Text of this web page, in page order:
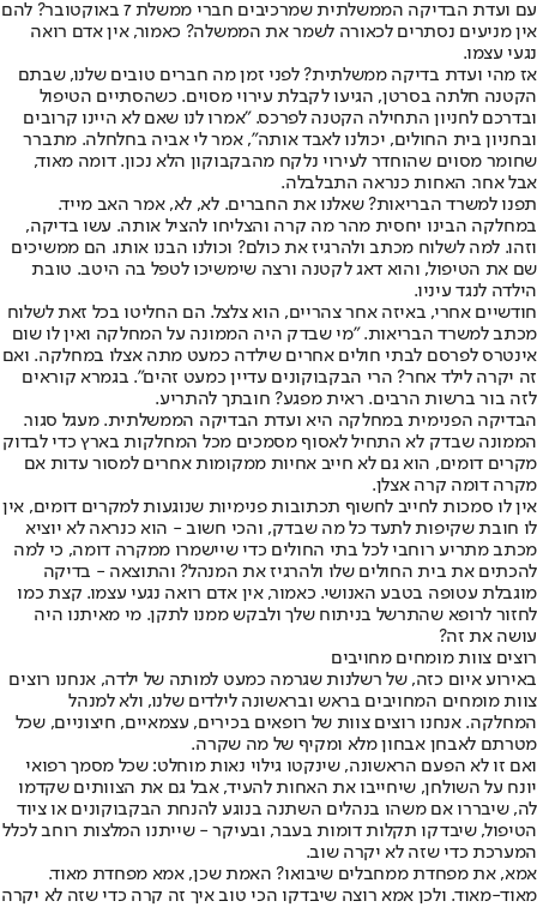
עם ועדת הבדיקה הממשלתית שמרכיבים חברי ממשלת 7 באוקטובר? להם
אין מניעים נסתרים לכאורה לשמר את הממשלה? כאמור, אין אדם רואה
נגעי עצמו.
אז מהי ועדת בדיקה ממשלתית? לפני זמן מה חברים טובים שלנו, שבתם
הקטנה חלתה בסרטן, הגיעו לקבלת עירוי מסוים. כשהסתיים הטיפול
ובדרכם לחניון התחילה הקטנה לפרכס. "אמרו לנו שאם לא היינו קרובים
ובחניון בית החולים, יכולנו לאבד אותה", אמר לי אביה בחלחלה. מתברר
שחומר מסוים שהוחדר לעירוי נלקח מהבקבוקון הלא נכון. דומה מאוד,
אבל אחר. האחות כנראה התבלבלה.
תפנו למשרד הבריאות? שאלנו את החברים. לא, לא, אמר האב מייד.
במחלקה הבינו יחסית מהר מה קרה והצליחו להציל אותה. עשו בדיקה,
וזהו. למה לשלוח מכתב ולהרגיז את כולם? וכולנו הבנו אותו. הם ממשיכים
שם את הטיפול, והוא דאג לקטנה ורצה שימשיכו לטפל בה היטב. טובת
הילדה לנגד עיניו.
חודשיים אחרי, באיזה אחר צהריים, הוא צלצל. הם החליטו בכל זאת לשלוח
מכתב למשרד הבריאות. "מי שבדק היה הממונה על המחלקה ואין לו שום
אינטרס לפרסם לבתי חולים אחרים שילדה כמעט מתה אצלו במחלקה. ואם
זה יקרה לילד אחר? הרי הבקבוקונים עדיין כמעט זהים". בגמרא קוראים
לזה בור ברשות הרבים. ראית מפגע? חובתך להתריע.
הבדיקה הפנימית במחלקה היא ועדת הבדיקה הממשלתית. מעגל סגור.
הממונה שבדק לא התחיל לאסוף מסמכים מכל המחלקות בארץ כדי לבדוק
מקרים דומים, הוא גם לא חייב אחיות ממקומות אחרים למסור עדות אם
מקרה דומה קרה אצלן.
אין לו סמכות לחייב לחשוף תכתובות פנימיות שנוגעות למקרים דומים, אין
לו חובת שקיפות לתעד כל מה שבדק, והכי חשוב - הוא כנראה לא יוציא
מכתב מתריע רוחבי לכל בתי החולים כדי שיישמרו ממקרה דומה, כי למה
להכתים את בית החולים שלו ולהרגיז את המנהל? והתוצאה - בדיקה
מוגבלת עטופה בטבע האנושי. כאמור, אין אדם רואה נגעי עצמו. קצת כמו
לחזור לרופא שהתרשל בניתוח שלך ולבקש ממנו לתקן. מי מאיתנו היה
עושה את זה?
רוצים צוות מומחים מחויבים
באירוע איום כזה, של רשלנות שגרמה כמעט למותה של ילדה, אנחנו רוצים
צוות מומחים המחויבים בראש ובראשונה לילדים שלנו, ולא למנהל
המחלקה. אנחנו רוצים צוות של רופאים בכירים, עצמאיים, חיצוניים, שכל
מטרתם לאבחן אבחון מלא ומקיף של מה שקרה.
ואם זו לא הפעם הראשונה, שינקטו גילוי נאות מוחלט: שכל מסמך רפואי
יונח על השולחן, שיחייבו את האחות להעיד, אבל גם את הצוותים שקדמו
לה, שיבררו אם משהו בנהלים השתנה בנוגע להנחת הבקבוקונים או ציוד
הטיפול, שיבדקו תקלות דומות בעבר, ובעיקר - שייתנו המלצות רוחב לכלל
המערכת כדי שזה לא יקרה שוב.
אמא, את מפחדת ממחבלים שיבואו? האמת שכן, אמא מפחדת מאוד.
מאוד-מאוד. ולכן אמא רוצה שיבדקו הכי טוב איך זה קרה כדי שזה לא יקרה